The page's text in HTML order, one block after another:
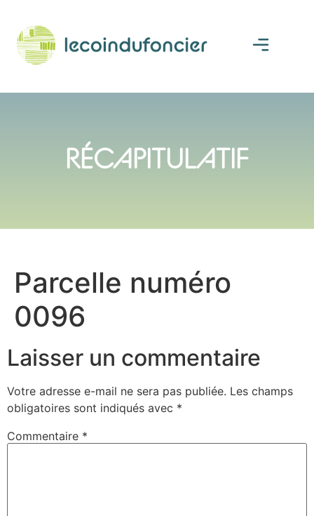
RÉCAPITULATIF
Parcelle numéro
0096
Laisser un commentaire
Votre adresse e-mail ne sera pas publiée. Les champs
obligatoires sont indiqués avec *
Commentaire *